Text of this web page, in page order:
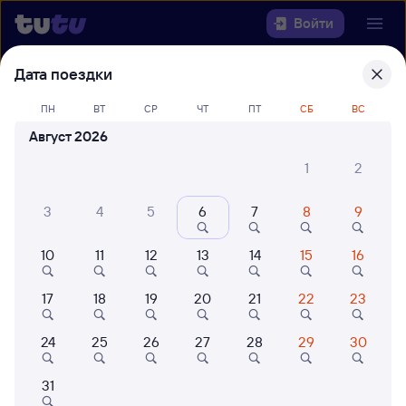
Войти
Выберите день, чтобы найти
билеты Омск — Кисловодск
22 года работаем для вас
Куда
Когда
Кто едет
Найти поезда
Дата поездки
ПН ВТ СР ЧТ ПТ СБ ВС
Август 2026
1
2
3 4 5 6 7 8 9
10 11 12 13 14 15 16
17 18 19 20 21 22 23
24 25 26 27 28 29 30
31